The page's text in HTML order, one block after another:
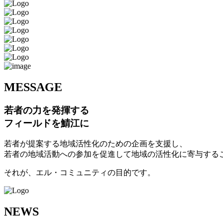
MESSAGE
若者の力を発揮する
フィールドを鯖江に
若者が提案する地域活性化のための企画を支援し、
若者の地域活動への参加を促進して地域の活性化に寄与する
それが、エル・コミュニティの目的です。
NEWS